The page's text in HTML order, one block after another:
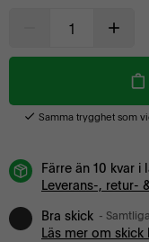
Samma trygghet som
Färre än 10 kvar i
Leverans-, retur-
Bra skick -
Läs mer om skick